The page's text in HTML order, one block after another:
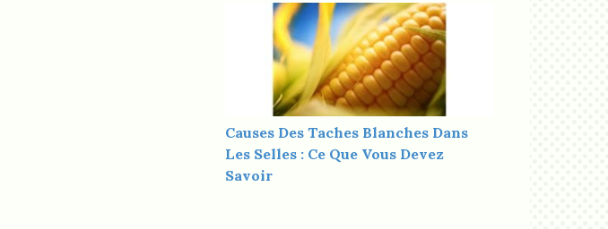
Causes Des Taches Blanches Dans
Les Selles : Ce Que Vous Devez
Savoir